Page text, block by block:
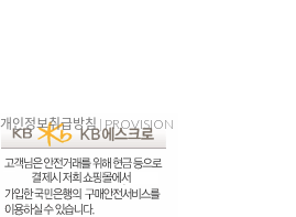
개인정보취급방침| PROVISION